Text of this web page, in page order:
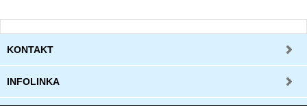
KONTAKT
INFOLINKA